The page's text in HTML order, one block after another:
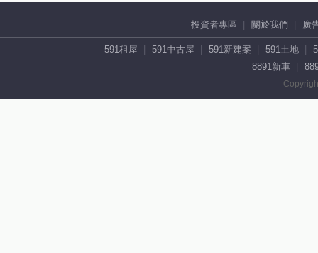
投資者專區 關於我們 廣
591租屋 591中古屋 591新建案 591土地
8891新車